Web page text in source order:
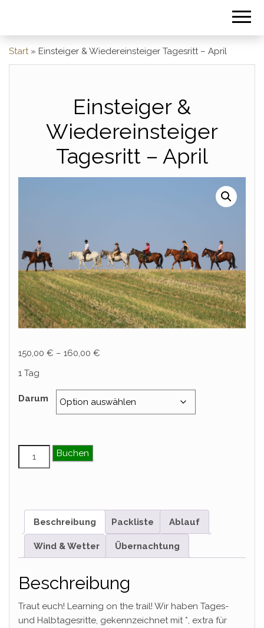
Start» Einsteiger & Wiedereinsteiger Tagesritt – April
Einsteiger &
Wiedereinsteiger
Tagesritt – April
150,00 € – 160,00 €
1 Tag
Darum
Einsteiger & Wiedereinsteiger Tagesritt – April Menge
Buchen
Beschreibung Packliste Ablauf
Wind & Wetter Übernachtung
Beschreibung
Traut euch! Learning on the trail! Wir haben Tages-
und Halbtagesritte, gekennzeichnet mit *, extra für